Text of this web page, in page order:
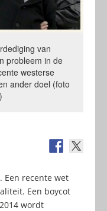
van
probleem in de
westerse
ander doel (foto
Een recente wet
Een boycot
wordt